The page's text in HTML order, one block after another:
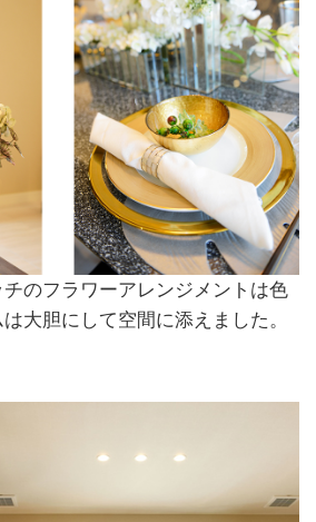
のフラワーアレンジメントは色
大胆にして空間に添えました。